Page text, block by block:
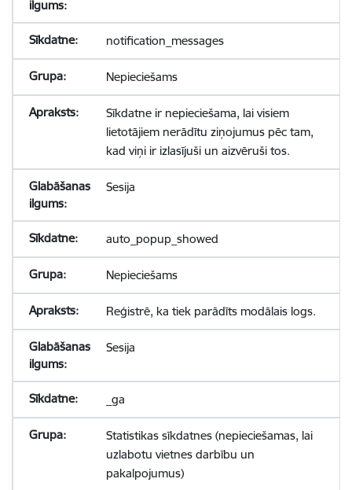
notification_messages
Nepieciešams
Sīkdatne ir nepieciešama, lai visiem
lietotājiem nerādītu ziņojumus pēc tam,
kad viņi ir izlasījuši un aizvēruši tos.
Sesija
auto_popup_showed
Nepieciešams
Reģistrē, ka tiek parādīts modālais logs.
Sesija
_ga
Statistikas sīkdatnes (nepieciešamas, lai
uzlabotu vietnes darbību un
pakalpojumus)